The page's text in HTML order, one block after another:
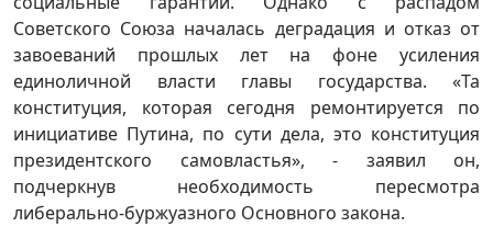
Советского Союза началась деградация и отказ от
завоеваний прошлых лет на фоне усиления
единоличной власти главы государства. «Та
конституция, которая сегодня ремонтируется по
инициативе Путина, по сути дела, это конституция
президентского самовластья», - заявил он,
подчеркнув необходимость пересмотра
либерально-буржуазного Основного закона.